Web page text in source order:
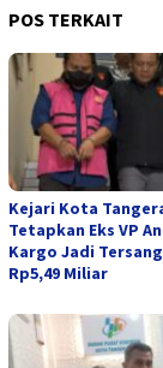
POS TERKAIT
Kejari Kota
Tetapkan Eks VP
Kargo Jadi
Rp5,49 Miliar